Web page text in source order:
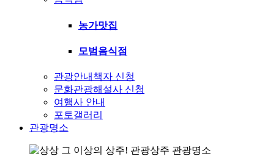
농가맛집
모범음식점
관광안내책자 신청
문화관광해설사 신청
여행사 안내
포토갤러리
관광명소
관광명소